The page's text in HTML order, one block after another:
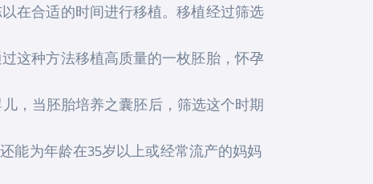
在合适的时间进行移植。移植经过筛选
这种方法移植高质量的一枚胚胎，怀孕
，当胚胎培养之囊胚后，筛选这个时期
能为年龄在35岁以上或经常流产的妈妈